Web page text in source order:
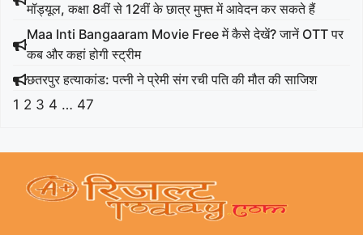
मॉड्यूल, कक्षा 8वीं से 12वीं के छात्र मुफ्त में आवेदन कर सकते हैं
Maa Inti Bangaaram Movie Free में कैसे देखें? जानें OTT पर
कब और कहां होगी स्ट्रीम
छतरपुर हत्याकांड: पत्नी ने प्रेमी संग रची पति की मौत की साजिश
1 2 3 4 … 47